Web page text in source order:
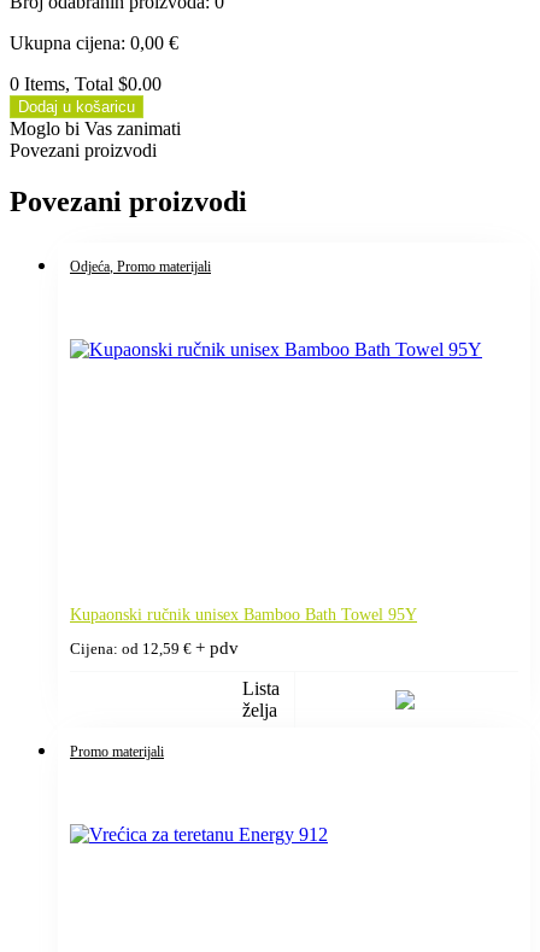
Ukupna cijena: 0,00 €
0 Items, Total $0.00
Dodaj u košaricu
Moglo bi Vas zanimati
Povezani proizvodi
Povezani proizvodi
Odjeća , Promo materijali
Kupaonski ručnik unisex Bamboo Bath Towel 95Y
Cijena: od 12,59 € + pdv
Lista
želja
Promo materijali